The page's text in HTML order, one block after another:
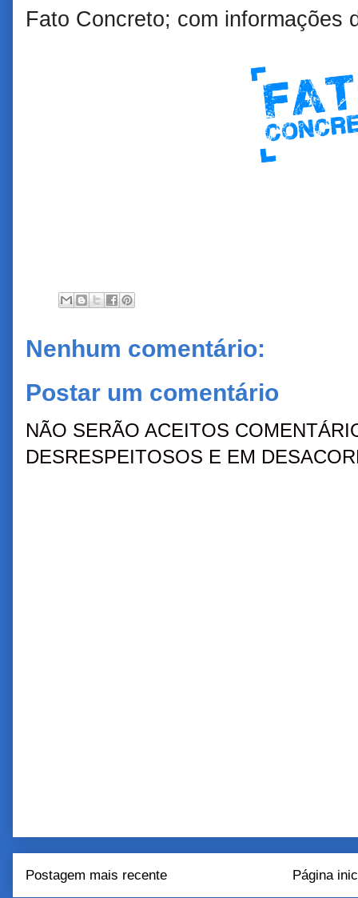
Fato Concreto; com informações
Nenhum comentário:
Postar um comentário
NÃO SERÃO ACEITOS
DESRESPEITOSOS E EM
Postagem mais recente Página